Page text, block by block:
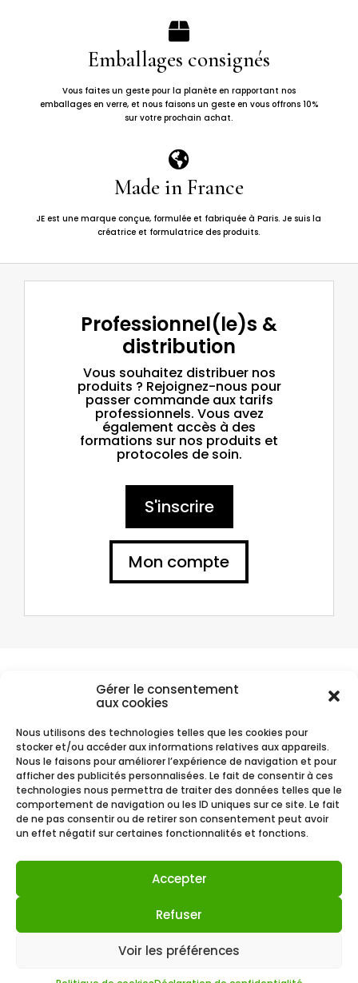
Gérer le consentement
aux cookies
Nous utilisons des technologies telles que les cookies pour
stocker et/ou accéder aux informations relatives aux appareils.
Nous le faisons pour améliorer l’expérience de navigation et pour
afficher des publicités personnalisées. Le fait de consentir à ces
technologies nous permettra de traiter des données telles que le
comportement de navigation ou les ID uniques sur ce site. Le fait
de ne pas consentir ou de retirer son consentement peut avoir
un effet négatif sur certaines fonctionnalités et fonctions.
Accepter
Refuser
Voir les préférences

Emballages consignés
Vous faites un geste pour la planète en rapportant nos
emballages en verre, et nous faisons un geste en vous offrons 10%
sur votre prochain achat.

Made in France
JE est une marque conçue, formulée et fabriquée à Paris. Je suis la
créatrice et formulatrice des produits.
Professionnel(le)s &
distribution
Vous souhaitez distribuer nos
produits ? Rejoignez-nous pour
passer commande aux tarifs
professionnels. Vous avez
également accès à des
formations sur nos produits et
protocoles de soin.
S'inscrire
Mon compte
Compte client
commandes sur votre compte client.
Mon compte
Politique de cookies (UE)
Politique de confidentialité